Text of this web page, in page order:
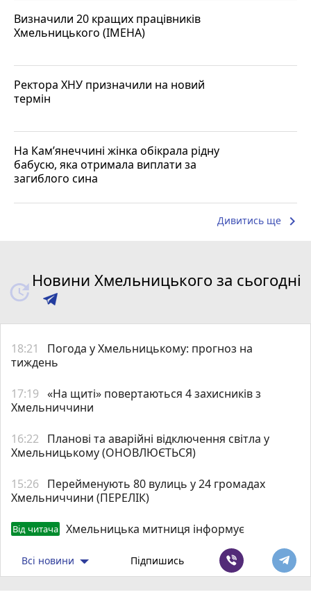
Визначили 20 кращих працівників
Хмельницького (ІМЕНА)
Ректора ХНУ призначили на новий
термін
На Кам’янеччині жінка обікрала рідну
бабусю, яка отримала виплати за
загиблого сина
Дивитись ще keyboard_arrow_right
Новини Хмельницького за сьогодні
18:21
Погода у Хмельницькому: прогноз на
тиждень
17:19 «На щиті» повертаються 4 захисників з
Хмельниччини
16:22
Планові та аварійні відключення світла у
Хмельницькому (ОНОВЛЮЄТЬСЯ)
15:26 Перейменують 80 вулиць у 24 громадах
Хмельниччини (ПЕРЕЛІК)
Від читача Хмельницька митниця інформує
Всі новини Підпишись